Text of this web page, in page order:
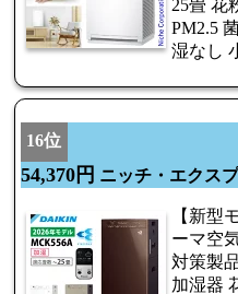
25畳 花
PM2.5
湿なし
16位
54,370円 ニッチ・エクス
【新型
ーマ空
対策製
加湿器